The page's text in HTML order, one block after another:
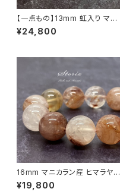
【一点もの】13mm 虹入り マニ
カラン産 ヒマラヤ水晶 ブレスレ
ット【鑑別済み・M0714】
¥24,800
16mm マニカラン産 ヒマラヤ水
晶 ブレスレット （原石買付・国内
ビーズ加工）
¥19,800